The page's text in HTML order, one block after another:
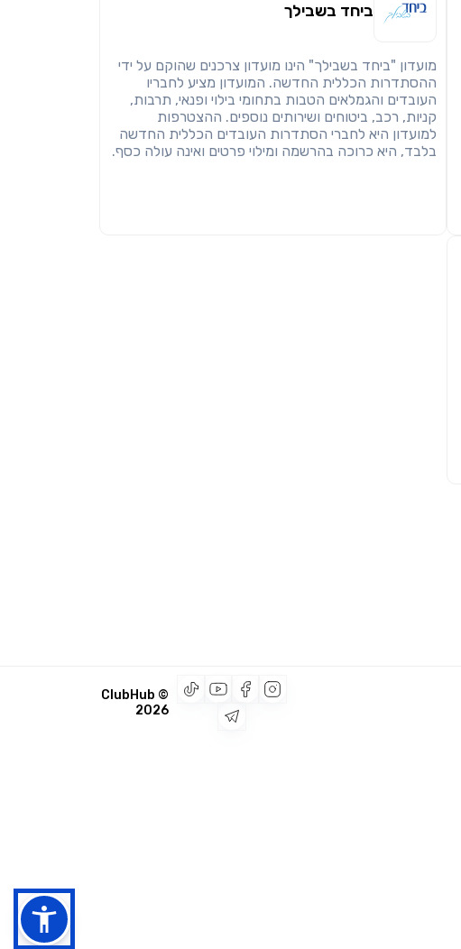
ביחד בשבילך
מועדון "ביחד בשבילך" הינו מועדון צרכנים שהוקם על ידי
ההסתדרות הכללית החדשה. המועדון מציע לחבריו
העובדים והגמלאים הטבות בתחומי בילוי ופנאי, תרבות,
קניות, רכב, ביטוחים ושירותים נוספים. ההצטרפות
למועדון היא לחברי הסתדרות העובדים הכללית החדשה
בלבד, היא כרוכה בהרשמה ומילוי פרטים ואינה עולה כסף.
© ClubHub
2026